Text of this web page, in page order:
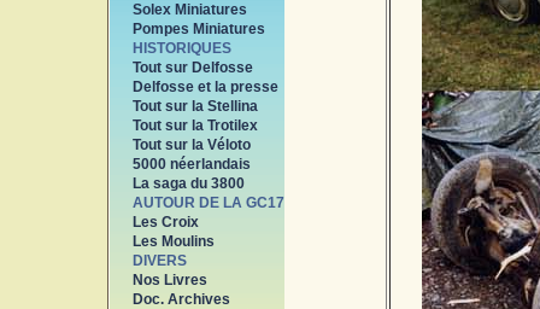
Solex Miniatures
Pompes Miniatures
HISTORIQUES
Tout sur Delfosse
Delfosse et la presse
Tout sur la Stellina
Tout sur la Trotilex
Tout sur la Véloto
5000 néerlandais
La saga du 3800
AUTOUR DE LA GC17
Les Croix
Les Moulins
DIVERS
Nos Livres
Doc. Archives